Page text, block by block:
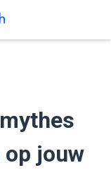
jouw